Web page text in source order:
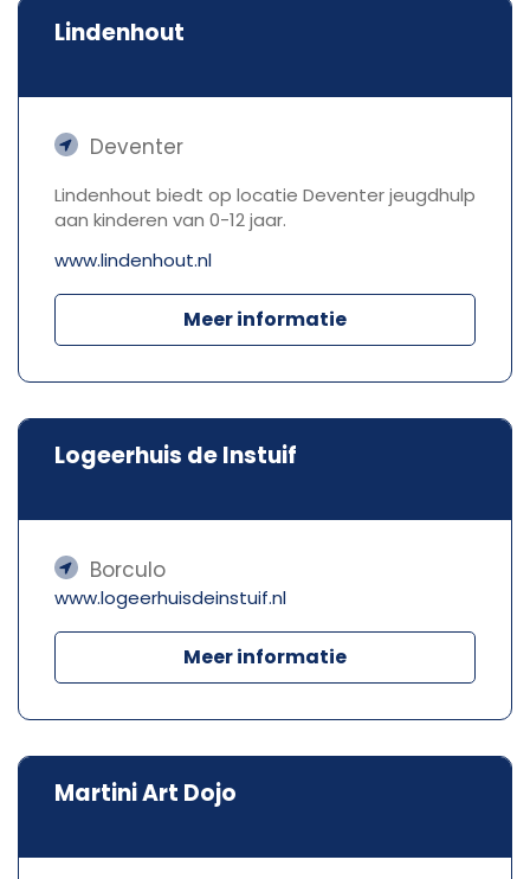
Lindenhout
Deventer
Lindenhout biedt op locatie Deventer jeugdhulp
aan kinderen van 0-12 jaar.
www.lindenhout.nl
Meer informatie
Logeerhuis de Instuif
Borculo
www.logeerhuisdeinstuif.nl
Meer informatie
Martini Art Dojo